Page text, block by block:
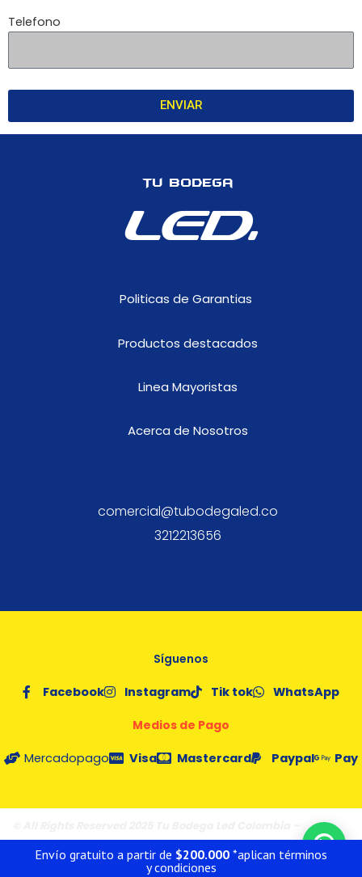
Telefono
ENVIAR
Tu Bodega
LED.
Politicas de Garantias
Productos destacados
Linea Mayoristas
Acerca de Nosotros
comercial@tubodegaled.co
3212213656
Síguenos
Facebook Instagram Tik tok WhatsApp
Medios de Pago
Mercadopago Visa Mastercard Paypal Pay
Fórmula
Poción Digital
Envío gratuito a partir de $200.000 *aplican términos
y condiciones